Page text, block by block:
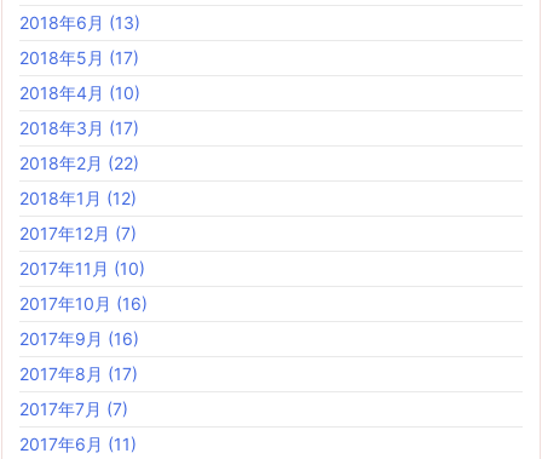
2018年6月 (13)
2018年5月 (17)
2018年4月 (10)
2018年3月 (17)
2018年2月 (22)
2018年1月 (12)
2017年12月 (7)
2017年11月 (10)
2017年10月 (16)
2017年9月 (16)
2017年8月 (17)
2017年7月 (7)
2017年6月 (11)